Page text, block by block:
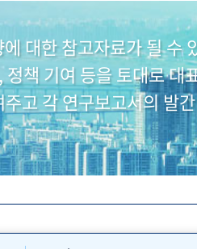
대한 참고자료가 될 수
책 기여 등을 토대로 대
고 각 연구보고서의 발